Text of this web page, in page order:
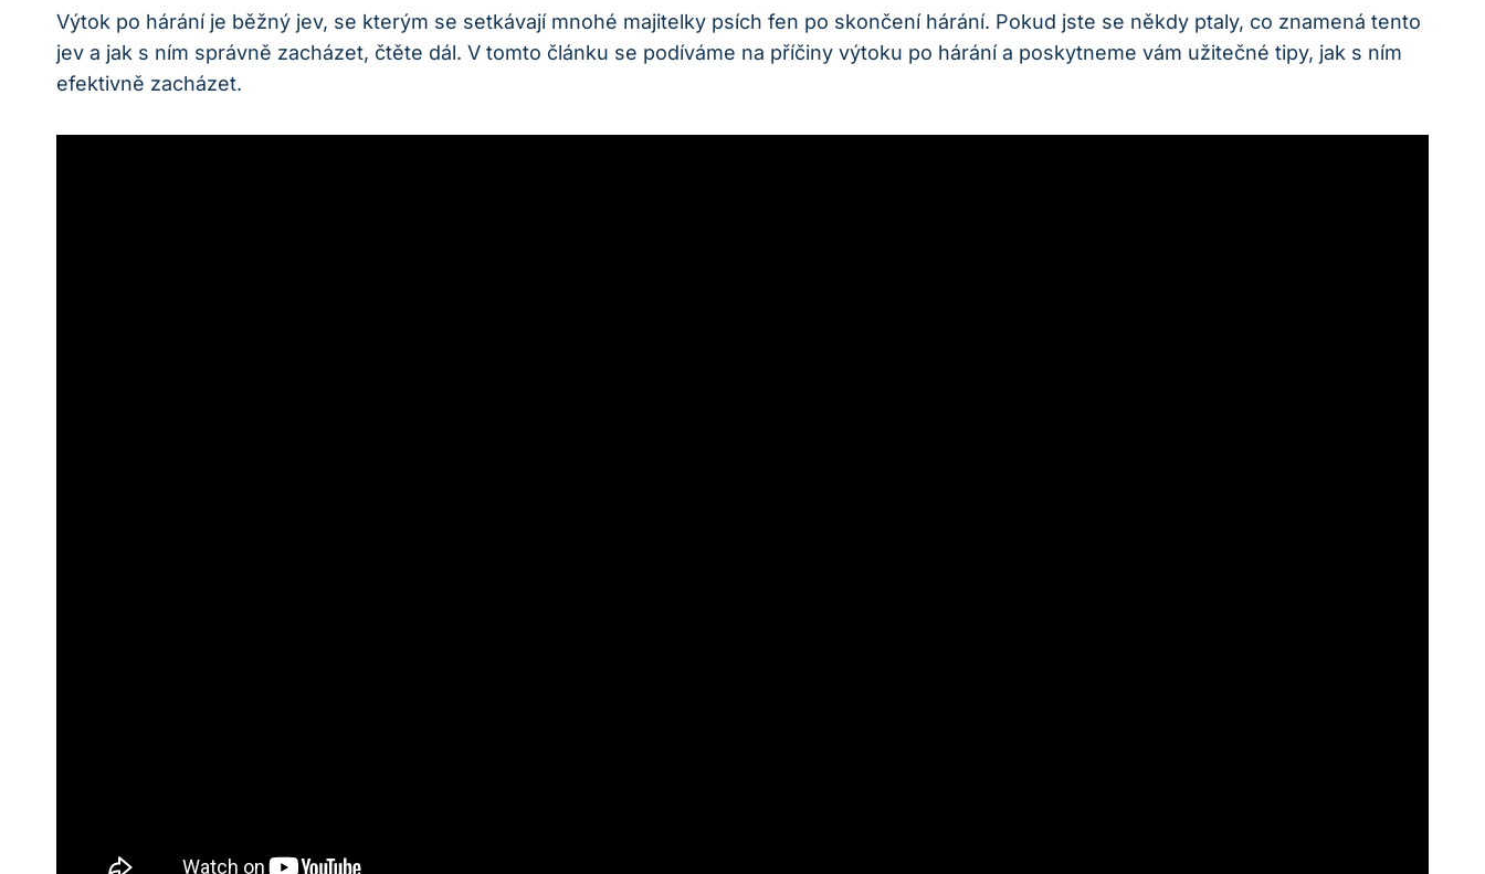
Výtok po hárání je běžný jev, se kterým se setkávají mnohé majitelky psích fen po skončení hárání. Pokud jste se někdy ptaly, co znamená tento
jev a jak s ním správně zacházet, čtěte dál. V tomto článku se podíváme na příčiny výtoku po hárání a poskytneme vám užitečné tipy, jak s ním
efektivně zacházet.